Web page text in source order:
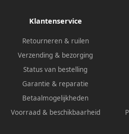
Klantenservice
Retourneren & ruilen
Verzending & bezorging
Status van bestelling
Garantie & reparatie
Betaalmogelijkheden
Voorraad & beschikbaarheid